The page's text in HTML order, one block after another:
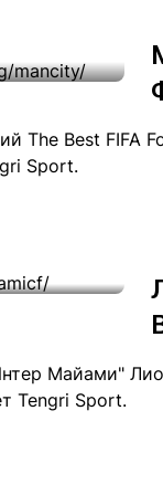
(700) 3 888
The Best FIFA
Sport.
Майами"
Tengri Sport.